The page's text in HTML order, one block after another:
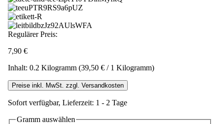
Regulärer Preis:
7,90 €
Inhalt: 0.2 Kilogramm (39,50 € / 1 Kilogramm)
Preise inkl. MwSt. zzgl. Versandkosten
Sofort verfügbar, Lieferzeit: 1 - 2 Tage
Gramm auswählen